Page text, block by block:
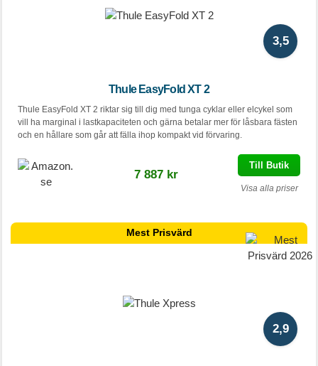
3,5
Thule EasyFold XT 2
Thule EasyFold XT 2 riktar sig till dig med tunga cyklar eller elcykel som
vill ha marginal i lastkapaciteten och gärna betalar mer för låsbara fästen
och en hållare som går att fälla ihop kompakt vid förvaring.
7 887 kr
Till Butik
Visa alla priser
Mest Prisvärd
2,9